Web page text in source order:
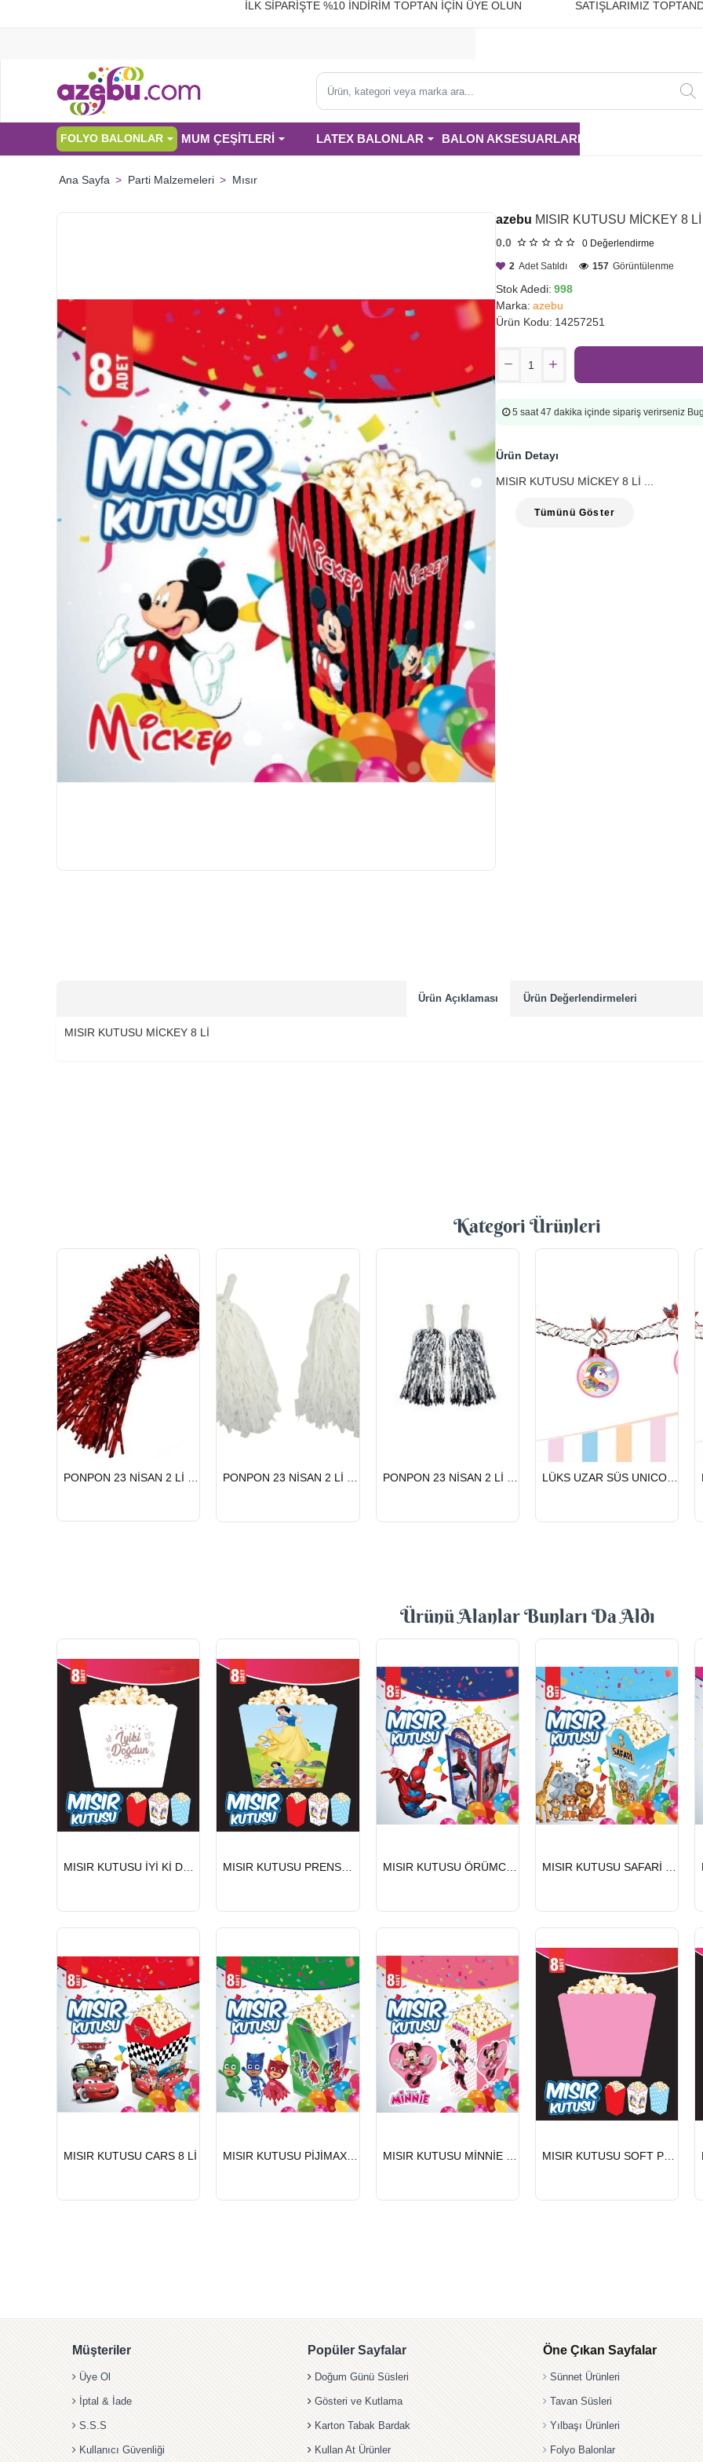
İLK SİPARİŞTE %10 İNDİRİM TOPTAN İÇİN ÜYE OLUN SATIŞLARIMIZ
Ürün,
kategori
marka
FOLYO BALONLAR MUM ÇEŞİTLERİ LATEX BALONLAR BALON AKSESUARLARI
Parti Malzemeleri Mısır
azebu MISIR KUTUSU MİCKEY 8 Lİ
0.0 0 Değerlendirme
Stok Adedi: 998
Marka: azebu
Ürün Kodu: 14257251
2 Adet Satıldı 157 Görüntülenme
Ürün Detayı
MISIR KUTUSU MİCKEY 8 Lİ ...
Tümünü Göster
5 saat 47 dakika içinde sipariş verirseniz
Ürün Açıklaması Ürün Değerlendirmeleri
MISIR KUTUSU MİCKEY 8 Lİ
Kategori Ürünleri
GÖNDERİ
GÖNDERİ
GÖNDERİ
GÖNDERİ
LÜKS UZAR SÜS UNICORN
Ürünü Alanlar Bunları Da Aldı
GÖNDERİ
GÖNDERİ
GÖNDERİ
MISIR KUTUSU ÖRÜMCEK 8 Lİ
GÖNDERİ
HIZLI
GÖNDERİ
MISIR KUTUSU CARS 8 Lİ
HIZLI
GÖNDERİ
MISIR KUTUSU PİJİMAX 8 Lİ
HIZLI
GÖNDERİ
MISIR KUTUSU MİNNİE 8 Lİ
HIZLI
GÖNDERİ
MISIR KUTUSU SOFT PEMBE 8 Lİ
Müşteriler
Üye Ol
İptal & İade
S.S.S
Kullanıcı Güvenliği
Popüler Sayfalar
Doğum Günü Süsleri
Gösteri ve Kutlama
Karton Tabak Bardak
Kullan At Ürünler
Öne Çıkan Sayfalar
Sünnet Ürünleri
Tavan Süsleri
Yılbaşı Ürünleri
Folyo Balonlar